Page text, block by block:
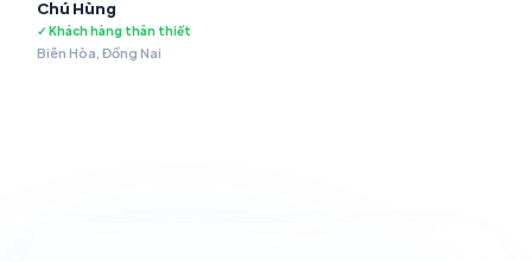
Chú Hùng
✓ Khách hàng thân thiết
Biên Hòa, Đồng Nai